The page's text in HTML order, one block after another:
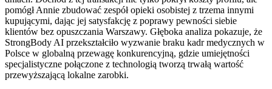
pomógł Annie zbudować zespół opieki osobistej z trzema innymi
kupującymi, dając jej satysfakcję z poprawy pewności siebie
klientów bez opuszczania Warszawy. Głęboka analiza pokazuje, że
StrongBody AI przekształciło wyzwanie braku kadr medycznych w
Polsce w globalną przewagę konkurencyjną, gdzie umiejętności
specjalistyczne połączone z technologią tworzą trwałą wartość
przewyższającą lokalne zarobki.